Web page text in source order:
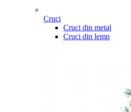
Cruci
Cruci din metal
Cruci din lemn